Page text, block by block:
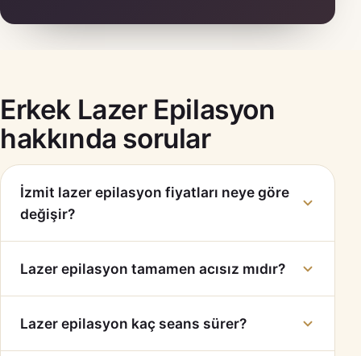
Erkek Lazer Epilasyon
hakkında sorular
İzmit lazer epilasyon fiyatları neye göre
değişir?
Lazer epilasyon tamamen acısız mıdır?
Lazer epilasyon kaç seans sürer?